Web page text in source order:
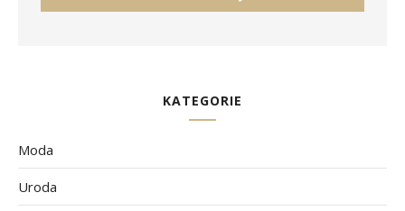
KATEGORIE
Moda
Uroda